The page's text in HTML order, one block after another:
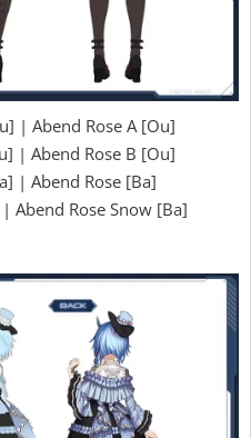
| Abend Rose A [Ou]
| Abend Rose B [Ou]
| Abend Rose [Ba]
Abend Rose Snow [Ba]